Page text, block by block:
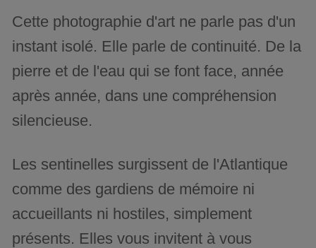
Cette photographie d'art ne parle pas d'un
instant isolé. Elle parle de continuité. De la
pierre et de l'eau qui se font face, année
après année, dans une compréhension
silencieuse.
Les sentinelles surgissent de l'Atlantique
comme des gardiens de mémoire ni
accueillants ni hostiles, simplement
présents. Elles vous invitent à vous